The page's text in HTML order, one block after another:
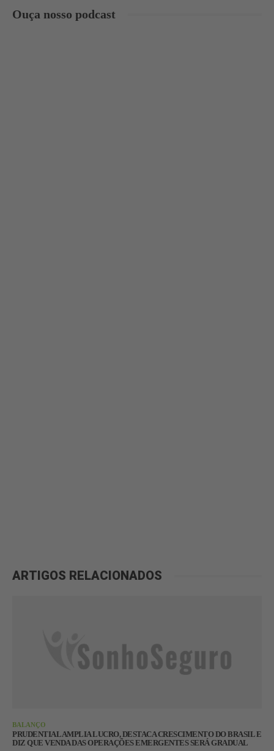
Ouça nosso podcast
ARTIGOS RELACIONADOS
BALANÇO
PRUDENTIAL AMPLIA LUCRO, DESTACA CRESCIMENTO DO BRASIL E
DIZ QUE VENDA DAS OPERAÇÕES EMERGENTES SERÁ GRADUAL